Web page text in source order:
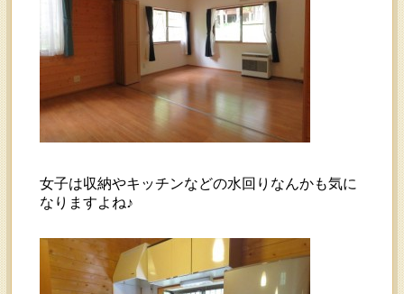
女子は収納やキッチンなどの水回りなんかも気に
なりますよね♪